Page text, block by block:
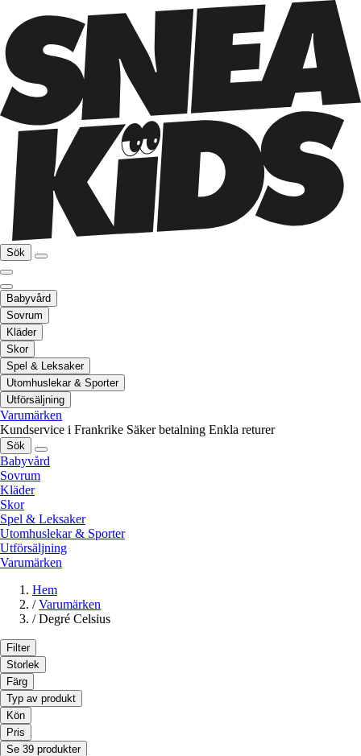
Sök
Babyvård
Sovrum
Kläder
Skor
Spel & Leksaker
Utomhuslekar & Sporter
Utförsäljning
Varumärken
Kundservice i Frankrike Säker betalning Enkla returer
Sök
Babyvård
Sovrum
Kläder
Skor
Spel & Leksaker
Utomhuslekar & Sporter
Utförsäljning
Varumärken
Hem
/ Varumärken
/ Degré Celsius
Filter
Storlek
Färg
Typ av produkt
Kön
Pris
Se 39 produkter